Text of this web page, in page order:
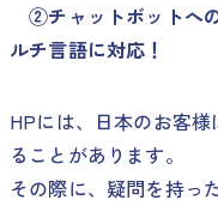
②チャットボットへ
ルチ言語に対応！
HPには、日本のお客
ることがあります。
その際に、疑問を持